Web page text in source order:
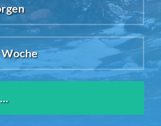
Woche